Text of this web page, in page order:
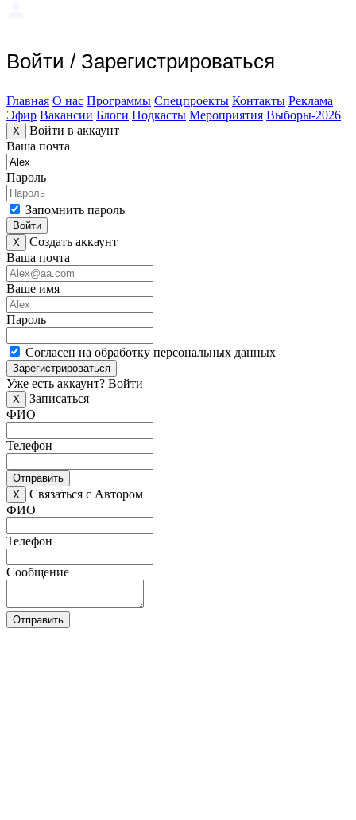
Войти / Зарегистрироваться
Главная О нас Программы Спецпроекты Контакты Реклама
Эфир Вакансии Блоги Подкасты Мероприятия Выборы-2026
X
Войти в аккаунт
Ваша почта
Пароль
Запомнить пароль
Войти
X
Создать аккаунт
Ваша почта
Ваше имя
Пароль
Согласен на обработку персональных данных
Зарегистрироваться
Уже есть аккаунт? Войти
X
Записаться
ФИО
Телефон
Отправить
X
Связаться с Автором
ФИО
Телефон
Сообщение
Отправить